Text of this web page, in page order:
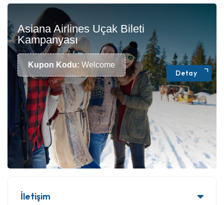
Asiana Airlines Uçak Bileti
Kampanyası
Kupon Kodu: Welcome
Detay
İletişim